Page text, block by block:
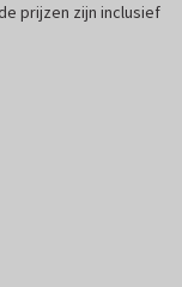
prijzen zijn inclusief